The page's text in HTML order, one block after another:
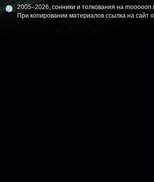
2005–2026, сонники и толкования на
При копировании материалов ссылка на сайт